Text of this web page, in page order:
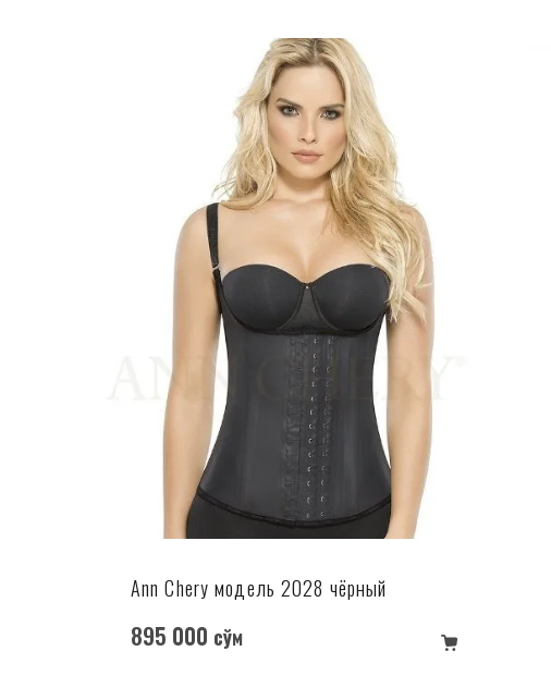
Ann Chery модель 2028 чёрный
895 000 сўм
в корзину